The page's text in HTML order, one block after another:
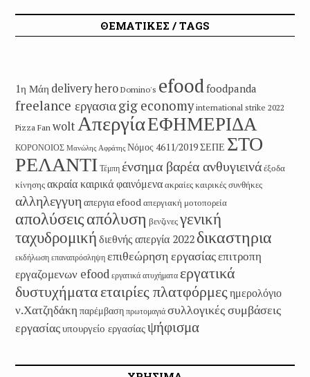
ΘΕΜΑΤΙΚΕΣ / TAGS
1η Μάη delivery hero Domino's efoodfoodpanda
freelance εργασιαgig economy international strike 2022
Pizza Fan woltΑπεργίαΕΦΗΜΕΡΙΔΑ
ΚΟΡΟΝΟΙΟΣ Μανώλης Αφράτης Νόμος 4611/2019ΣΕΠΕ ΣΤΟ
ΡΕΛΑΝΤΙ Τέμπη ένσημα βαρέα ανθυγιεινάέξοδα
κίνησηςακραία καιρικά φαινόμεναακραίες καιρικές συνθήκες
αλληλεγγυη απεργια efoodαπεργιακή μοτοπορεία
απολύσειςαπόλυση βενζινεςγενική
ταχυδρομική διεθνής απεργία 2022 δικαστηρια
εκδήλωση επαναπρόσληψη επιθεώρηση εργασίαςεπιτροπη
εργαζομενων efood εργατικά ατυχήματα εργατικά
δυστυχήματαεταιρίες πλατφόρμες ημερολόγιο
ν.Χατζηδάκη παρέμβαση πρωτομαγιά συλλογικές συμβάσεις
εργασίαςυπουργείο εργασίαςψήφισμα